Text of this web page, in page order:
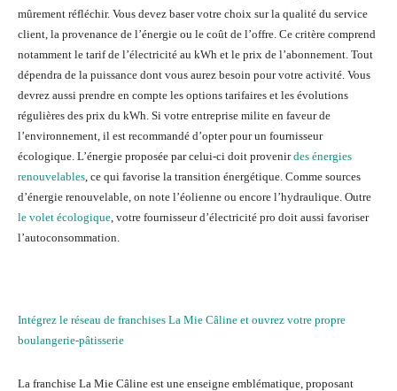
mûrement réfléchir. Vous devez baser votre choix sur la qualité du service
client, la provenance de l’énergie ou le coût de l’offre. Ce critère comprend
notamment le tarif de l’électricité au kWh et le prix de l’abonnement. Tout
dépendra de la puissance dont vous aurez besoin pour votre activité. Vous
devrez aussi prendre en compte les options tarifaires et les évolutions
régulières des prix du kWh. Si votre entreprise milite en faveur de
l’environnement, il est recommandé d’opter pour un fournisseur
écologique. L’énergie proposée par celui-ci doit provenirdes énergies
renouvelables , ce qui favorise la transition énergétique. Comme sources
d’énergie renouvelable, on note l’éolienne ou encore l’hydraulique. Outre
le volet écologique , votre fournisseur d’électricité pro doit aussi favoriser
l’autoconsommation.
Intégrez le réseau de franchises La Mie Câline et ouvrez votre propre
boulangerie-pâtisserie
La franchise La Mie Câline est une enseigne emblématique, proposant